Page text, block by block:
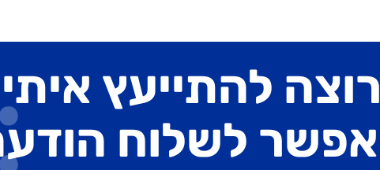
רוצה להתייעץ
אפשר לשלוח